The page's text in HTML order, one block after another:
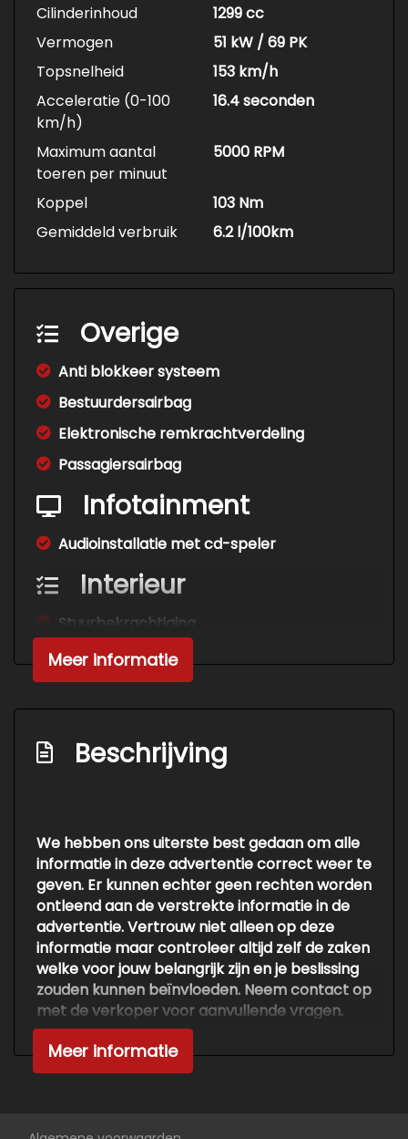
Cilinderinhoud
1299 cc
Vermogen
51 kW / 69 PK
Topsnelheid
153 km/h
Acceleratie (0-100
km/h)
16.4 seconden
Maximum aantal
toeren per minuut
5000 RPM
Koppel
103 Nm
Gemiddeld verbruik
6.2 l/100km
Overige
Anti blokkeer systeem
Bestuurdersairbag
Elektronische remkrachtverdeling
Passagiersairbag
Infotainment
Audioinstallatie met cd-speler
Interieur
Stuurbekrachtiging
Meer informatie
Beschrijving
We hebben ons uiterste best gedaan om alle
informatie in deze advertentie correct weer te
geven. Er kunnen echter geen rechten worden
ontleend aan de verstrekte informatie in de
advertentie. Vertrouw niet alleen op deze
informatie maar controleer altijd zelf de zaken
welke voor jouw belangrijk zijn en je beslissing
zouden kunnen beïnvloeden. Neem contact op
met de verkoper voor aanvullende vragen.
Meer informatie